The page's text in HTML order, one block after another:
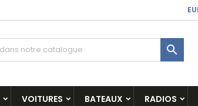

VOITURES BATEAUX RADIOS